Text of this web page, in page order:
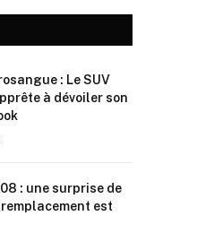
: Le SUV
à dévoiler son
: une surprise de
est